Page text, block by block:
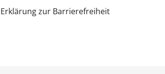
Erklärung zur Barrierefreiheit